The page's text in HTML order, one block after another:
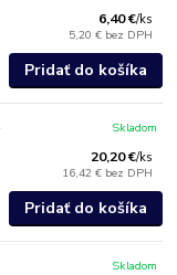
6,40 €/ks
5,20 € bez DPH
Pridať do košíka
20,20 €/ks
16,42 € bez DPH
Skladom
Pridať do košíka
Skladom